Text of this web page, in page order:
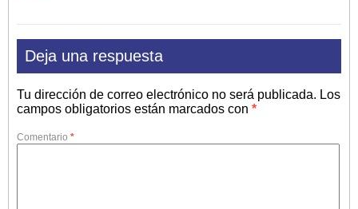
Deja una respuesta
Tu dirección de correo electrónico no será publicada. Los
campos obligatorios están marcados con *
Comentario *